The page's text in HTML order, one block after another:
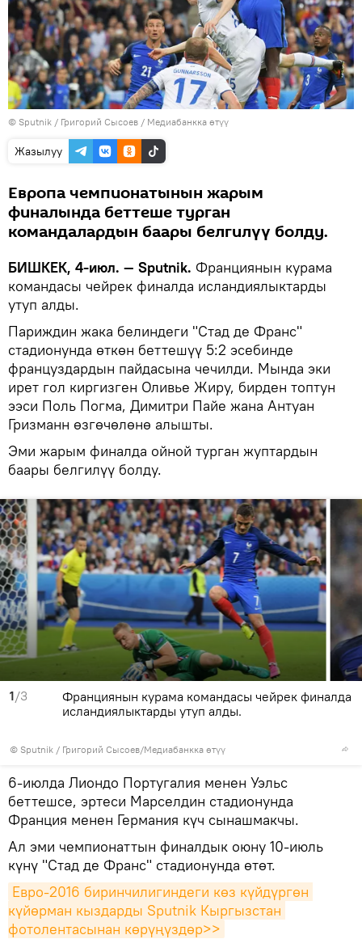
© Sputnik / Григорий Сысоев / Медиабанкка өтүү
Жазылуу
Европа чемпионатынын жарым
финалында беттеше турган
командалардын баары белгилүү болду.
БИШКЕК, 4-июл. — Sputnik. Франциянын курама
командасы чейрек финалда исландиялыктарды
утуп алды.
Париждин жака белиндеги "Стад де Франс"
стадионунда өткөн беттешүү 5:2 эсебинде
француздардын пайдасына чечилди. Мында эки
ирет гол киргизген Оливье Жиру, бирден топтун
ээси Поль Погма, Димитри Пайе жана Антуан
Гризманн өзгөчөлөнө алышты.
Эми жарым финалда ойной турган жуптардын
баары белгилүү болду.
1/3
© Sputnik / Григорий Сысоев/Медиабанкка өтүү
Франциянын курама командасы чейрек финалда
исландиялыктарды утуп алды.
6-июлда Лиондо Португалия менен Уэльс
беттешсе, эртеси Марселдин стадионунда
Франция менен Германия күч сынашмакчы.
Ал эми чемпионаттын финалдык оюну 10-июль
күнү "Стад де Франс" стадионунда өтөт.
Евро-2016 биринчилигиндеги көз күйдүргөн
күйөрман кыздарды Sputnik Кыргызстан
фотолентасынан көрүңүздөр>>